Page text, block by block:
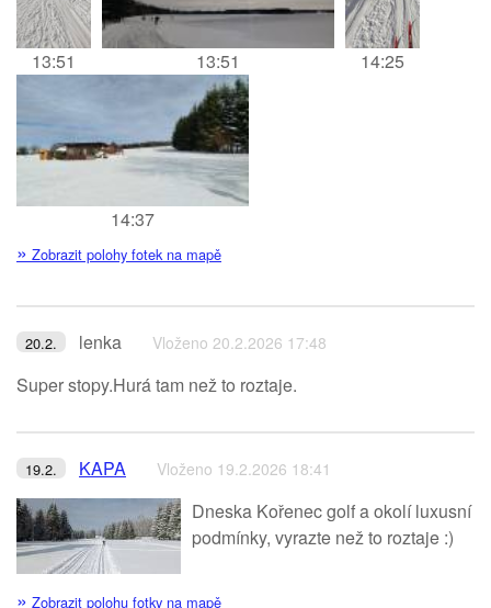
13:51 13:51 14:25
14:37
» Zobrazit polohy fotek na mapě
20.2. lenka Vloženo 20.2.2026 17:48
Super stopy.Hurá tam než to roztaje.
19.2. KAPA Vloženo 19.2.2026 18:41
Dneska Kořenec golf a okolí luxusní
podmínky, vyrazte než to roztaje :)
» Zobrazit polohu fotky na mapě